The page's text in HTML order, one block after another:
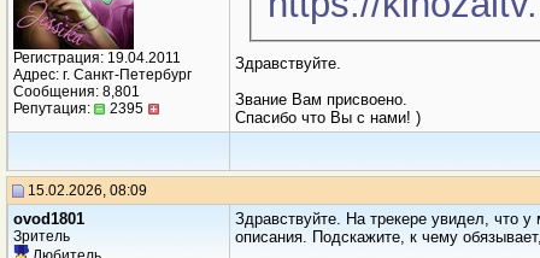
Регистрация: 19.04.2011
Адрес: г. Санкт-Петербург
Сообщения: 8,801
Репутация:
2395
Здравствуйте.
Звание Вам присвоено.
Спасибо что Вы с нами! )
15.02.2026, 08:09
ovod1801
Зритель
Здравствуйте. На трекере увидел, что
описания. Подскажите, к чему